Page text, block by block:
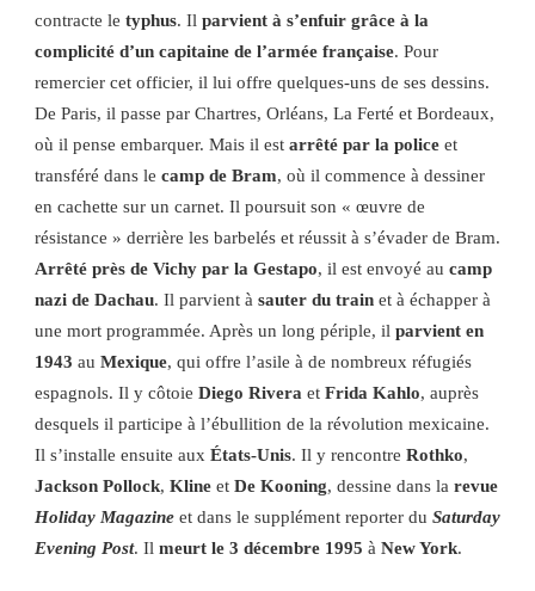
contracte le typhus. Il parvient à s’enfuir grâce à la
complicité d’un capitaine de l’armée française. Pour
remercier cet officier, il lui offre quelques-uns de ses dessins.
De Paris, il passe par Chartres, Orléans, La Ferté et Bordeaux,
où il pense embarquer. Mais il est arrêté par la police et
transféré dans le camp de Bram, où il commence à dessiner
en cachette sur un carnet. Il poursuit son « œuvre de
résistance » derrière les barbelés et réussit à s’évader de Bram.
Arrêté près de Vichy par la Gestapo, il est envoyé au camp
nazi de Dachau. Il parvient à sauter du train et à échapper à
une mort programmée. Après un long périple, il parvient en
1943 au Mexique, qui offre l’asile à de nombreux réfugiés
espagnols. Il y côtoie Diego Rivera et Frida Kahlo, auprès
desquels il participe à l’ébullition de la révolution mexicaine.
Il s’installe ensuite aux États-Unis. Il y rencontre Rothko,
Jackson Pollock, Kline et De Kooning, dessine dans la revue
Holiday Magazine et dans le supplément reporter du Saturday
Evening Post. Il meurt le 3 décembre 1995 à New York.